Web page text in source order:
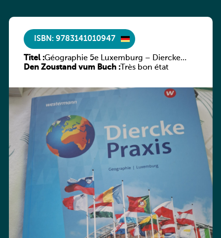
ISBN: 9783141010947
Titel :Géographie 5e Luxemburg – Diercke
Praxis
Den Zoustand vum Buch :Très bon état